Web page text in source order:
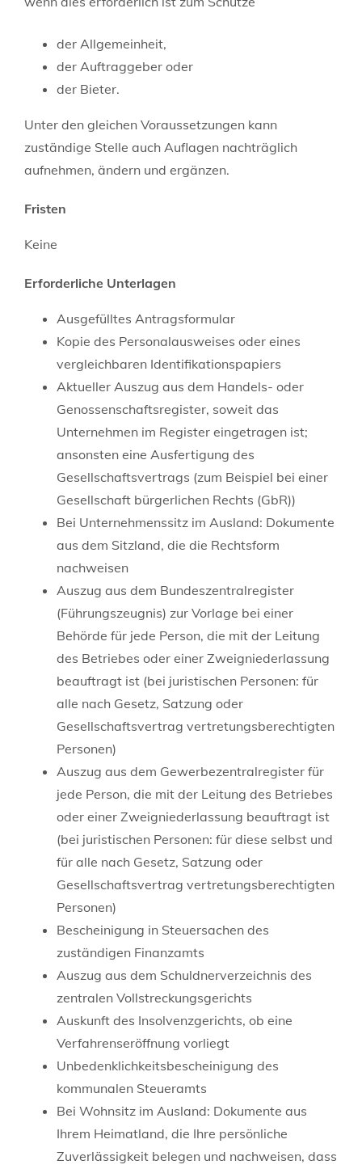
der Allgemeinheit,
der Auftraggeber oder
der Bieter.
Unter den gleichen Voraussetzungen kann
zuständige Stelle auch Auflagen nachträglich
aufnehmen, ändern und ergänzen.
Fristen
Keine
Erforderliche Unterlagen
Ausgefülltes Antragsformular
Kopie des Personalausweises oder eines
vergleichbaren Identifikationspapiers
Aktueller Auszug aus dem Handels- oder
Genossenschaftsregister, soweit das
Unternehmen im Register eingetragen ist;
ansonsten eine Ausfertigung des
Gesellschaftsvertrags (zum Beispiel bei einer
Gesellschaft bürgerlichen Rechts (GbR))
Bei Unternehmenssitz im Ausland: Dokumente
aus dem Sitzland, die die Rechtsform
nachweisen
Auszug aus dem Bundeszentralregister
(Führungszeugnis) zur Vorlage bei einer
Behörde für jede Person, die mit der Leitung
des Betriebes oder einer Zweigniederlassung
beauftragt ist (bei juristischen Personen: für
alle nach Gesetz, Satzung oder
Gesellschaftsvertrag vertretungsberechtigten
Personen)
Auszug aus dem Gewerbezentralregister für
jede Person, die mit der Leitung des Betriebes
oder einer Zweigniederlassung beauftragt ist
(bei juristischen Personen: für diese selbst und
für alle nach Gesetz, Satzung oder
Gesellschaftsvertrag vertretungsberechtigten
Personen)
Bescheinigung in Steuersachen des
zuständigen Finanzamts
Auszug aus dem Schuldnerverzeichnis des
zentralen Vollstreckungsgerichts
Auskunft des Insolvenzgerichts, ob eine
Verfahrenseröffnung vorliegt
Unbedenklichkeitsbescheinigung des
kommunalen Steueramts
Bei Wohnsitz im Ausland: Dokumente aus
Ihrem Heimatland, die Ihre persönliche
Zuverlässigkeit belegen und nachweisen, dass